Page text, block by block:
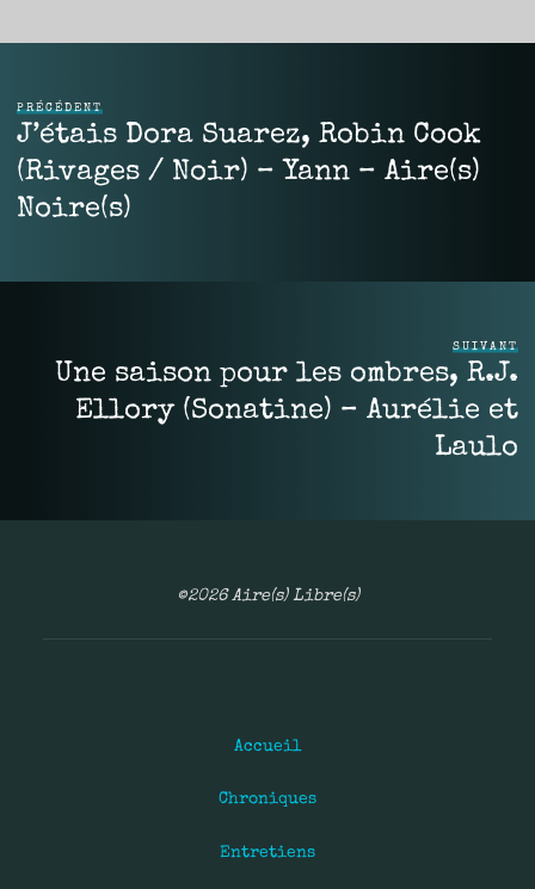
PRÉCÉDENT
J’étais Dora Suarez, Robin Cook
(Rivages / Noir) – Yann – Aire(s)
Noire(s)
SUIVANT
Une saison pour les ombres, R.J.
Ellory (Sonatine) – Aurélie et
Laulo
©2026 Aire(s) Libre(s)
Accueil
Chroniques
Entretiens